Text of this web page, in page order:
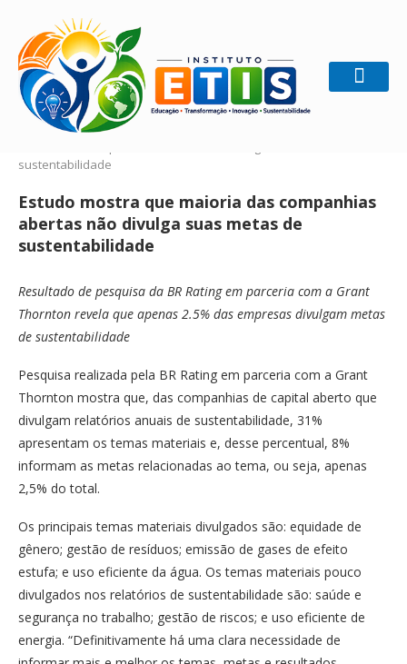
Home Gestão Sustentável
sustentabilidade
Estudo mostra que maioria das companhias
abertas não divulga suas metas de
sustentabilidade
Resultado de pesquisa da BR Rating em parceria com a Grant
Thornton revela que apenas 2.5% das empresas divulgam metas
de sustentabilidade
Pesquisa realizada pela BR Rating em parceria com a Grant
Thornton mostra que, das companhias de capital aberto que
divulgam relatórios anuais de sustentabilidade, 31%
apresentam os temas materiais e, desse percentual, 8%
informam as metas relacionadas ao tema, ou seja, apenas
2,5% do total.
Os principais temas materiais divulgados são: equidade de
gênero; gestão de resíduos; emissão de gases de efeito
estufa; e uso eficiente da água. Os temas materiais pouco
divulgados nos relatórios de sustentabilidade são: saúde e
segurança no trabalho; gestão de riscos; e uso eficiente de
energia. “Definitivamente há uma clara necessidade de